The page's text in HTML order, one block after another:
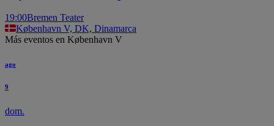
19:00Bremen Teater
København V, DK, Dinamarca
Más eventos en København V
ago
9
dom.